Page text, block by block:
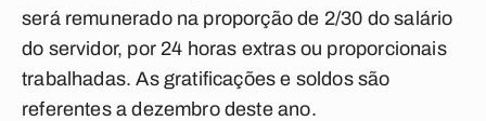
será remunerado na proporção de 2/30 do salário
do servidor, por 24 horas extras ou proporcionais
trabalhadas. As gratificações e soldos são
referentes a dezembro deste ano.